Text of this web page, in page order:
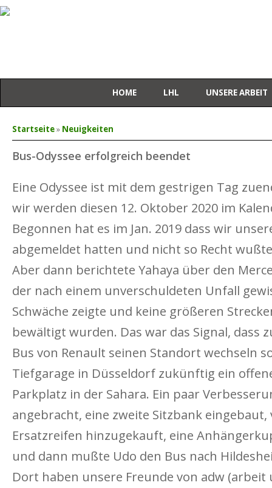
HOME LHL UNSERE ARBEIT
Sie sind hier
Startseite» Neuigkeiten
Bus-Odyssee erfolgreich beendet
Eine Odyssee ist mit dem gestrigen Tag
wir werden diesen 12. Oktober 2020 im
Begonnen hat es im Jan. 2019 dass wir
abgemeldet hatten und nicht so Recht
Aber dann berichtete Yahaya über den
der nach einem unverschuldeten Unfall
Schwäche zeigte und keine größeren
bewältigt wurden. Das war das Signal, dass
Bus von Renault seinen Standort wechseln
Tiefgarage in Düsseldorf zukünftig ein
Parkplatz in der Sahara. Ein paar
angebracht, eine zweite Sitzbank eingebaut,
Ersatzreifen hinzugekauft, eine
und dann mußte Udo den Bus nach
Dort haben unsere Freunde von adw